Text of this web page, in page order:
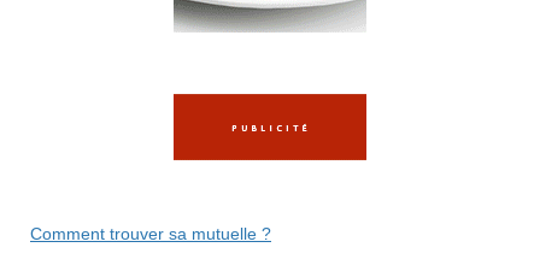
Comment trouver sa mutuelle ?